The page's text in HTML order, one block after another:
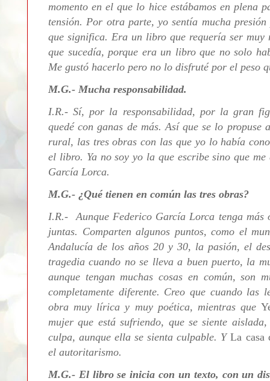
momento en el que lo hice estábamos en plena
tensión. Por otra parte, yo sentía mucha
que significa. Era un libro que requería ser
que sucedía, porque era un libro que no solo
Me gustó hacerlo pero no lo disfruté por el peso
M.G.- Mucha responsabilidad.
I.R.- Sí, por la responsabilidad, por la gran
quedé con ganas de más. Así que se lo
rural, las tres obras con las que yo lo había
el libro. Ya no soy yo la que escribe sino que
García Lorca.
M.G.- ¿Qué tienen en común las tres obras?
I.R.- Aunque Federico García Lorca tenga más
juntas. Comparten algunos puntos, como el
Andalucía de los años 20 y 30, la pasión, el
tragedia cuando no se lleva a buen puerto, la
aunque tengan muchas cosas en común, son
completamente diferente. Creo que cuando las
obra muy lírica y muy poética, mientras que
mujer que está sufriendo, que se siente
culpa, aunque ella se sienta culpable. YLa casa
el autoritarismo.
M.G.- El libro se inicia con un texto, con un